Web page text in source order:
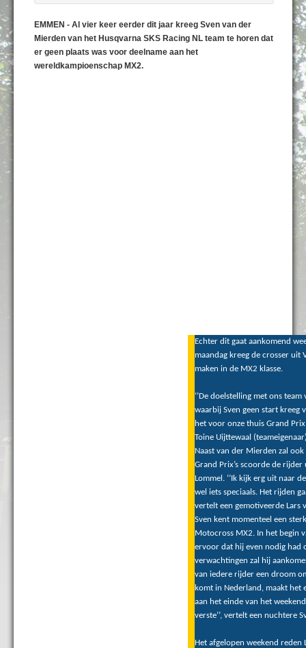
EMMEN - Al vier keer eerder dit jaar kreeg Sven van der
Mierden van het Husqvarna SKS Racing NL team te horen dat
er geen plaats was voor deelname aan het
wereldkampioenschap MX2.
Echter dit gaat aankomend
maandag kreeg de crosser uit
maken in de MX2 klasse.
‘’De doelstelling met ons
waarbij Sven geen start kreeg
het voor onze thuis Grand
Toine Uijttewaal
Naast van der Mierden zal
Grand Prix’s scoorde de
Lommel. ‘’Ik kijk erg uit naar
wel iets speciaals. Het rijden
vertelt een gemotiveerde Lars
Sven kent momenteel een
Motocross MX2. In het begin
ervoor dat hij even nodig had
verwachtingen zal hij
van iedere rijder een droom
komt in Nederland, maakt het
aan het einde van het
verste’’, vertelt een nuchtere
Het afgelopen weekend